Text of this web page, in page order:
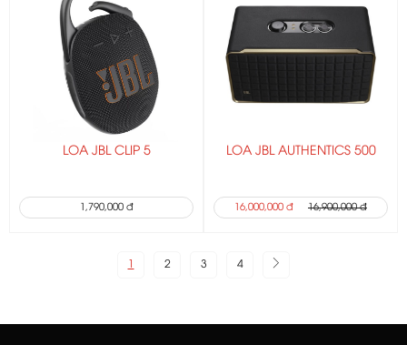
LOA JBL CLIP 5
1,790,000 đ
LOA JBL AUTHENTICS 500
16,000,000 đ 16,900,000 đ
2 3 4